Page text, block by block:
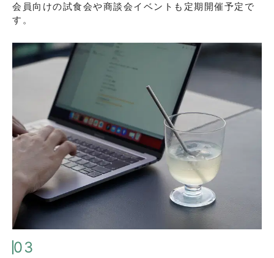
会員向けの試食会や商談会イベントも定期開催予定で
す。
03